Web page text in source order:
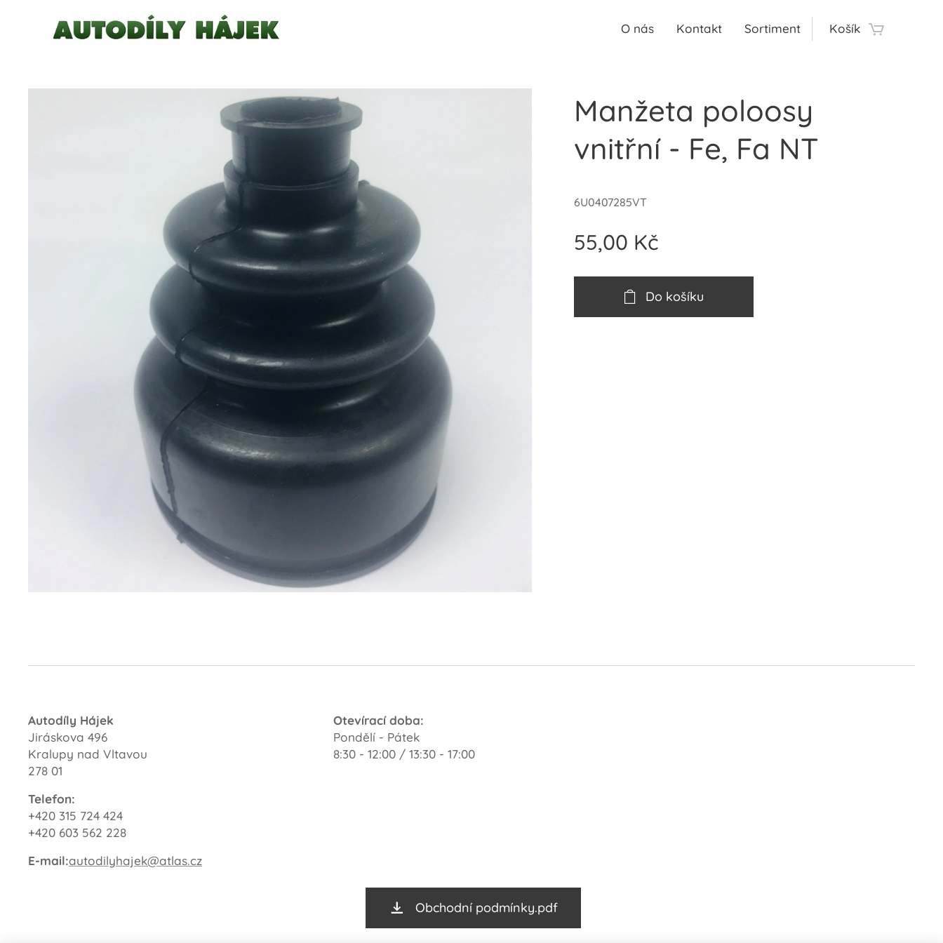
O nás Kontakt Sortiment Košík
Manžeta poloosy
vnitřní - Fe, Fa NT
6U0407285VT
55,00 Kč
Do košíku
Autodíly Hájek
Jiráskova 496
Kralupy nad Vltavou
278 01
Telefon:
+420 315 724 424
+420 603 562 228
E-mail:autodilyhajek@atlas.cz
Otevírací doba:
Pondělí - Pátek
8:30 - 12:00 / 13:30 - 17:00
Obchodní podmínky.pdf